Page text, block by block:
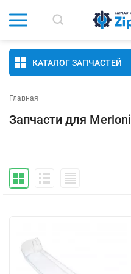
КАТАЛОГ ЗАПЧАСТЕЙ
Главная
Запчасти для